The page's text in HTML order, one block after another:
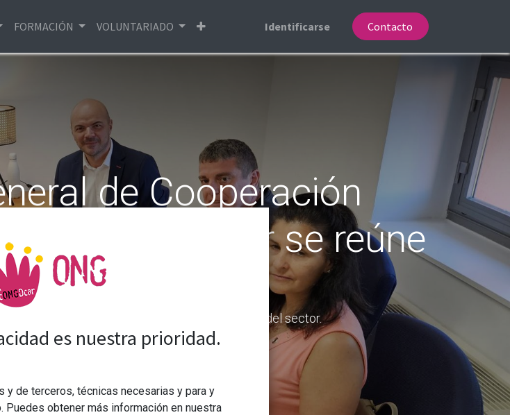
FORMACIÓN VOLUNTARIADO Identificarse Contacto
de Cooperación
en el Exterior se reúne
estrategias reales para el fortalecimiento del sector.
es nuestra prioridad.
y de terceros, técnicas necesarias y para y
obtener más información en nuestra